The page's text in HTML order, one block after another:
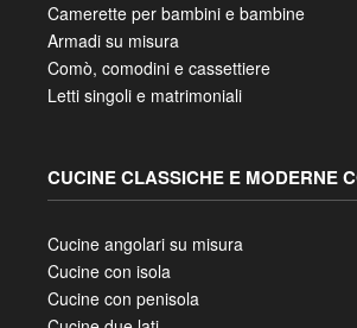
Camerette per bambini e bambine
Armadi su misura
Comò, comodini e cassettiere
Letti singoli e matrimoniali
CUCINE CLASSICHE E MODERNE
Cucine angolari su misura
Cucine con isola
Cucine con penisola